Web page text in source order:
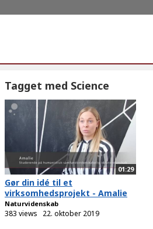
Tagget med Science
01:29
Gør din idé til et
virksomhedsprojekt - Amalie
Naturvidenskab
383 views 22. oktober 2019